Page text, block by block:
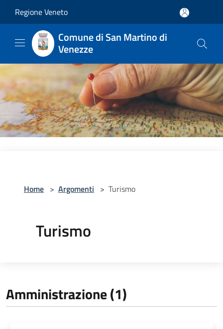
Regione Veneto
Comune di San Martino di
Venezze
Home > Argomenti > Turismo
Turismo
Amministrazione (1)